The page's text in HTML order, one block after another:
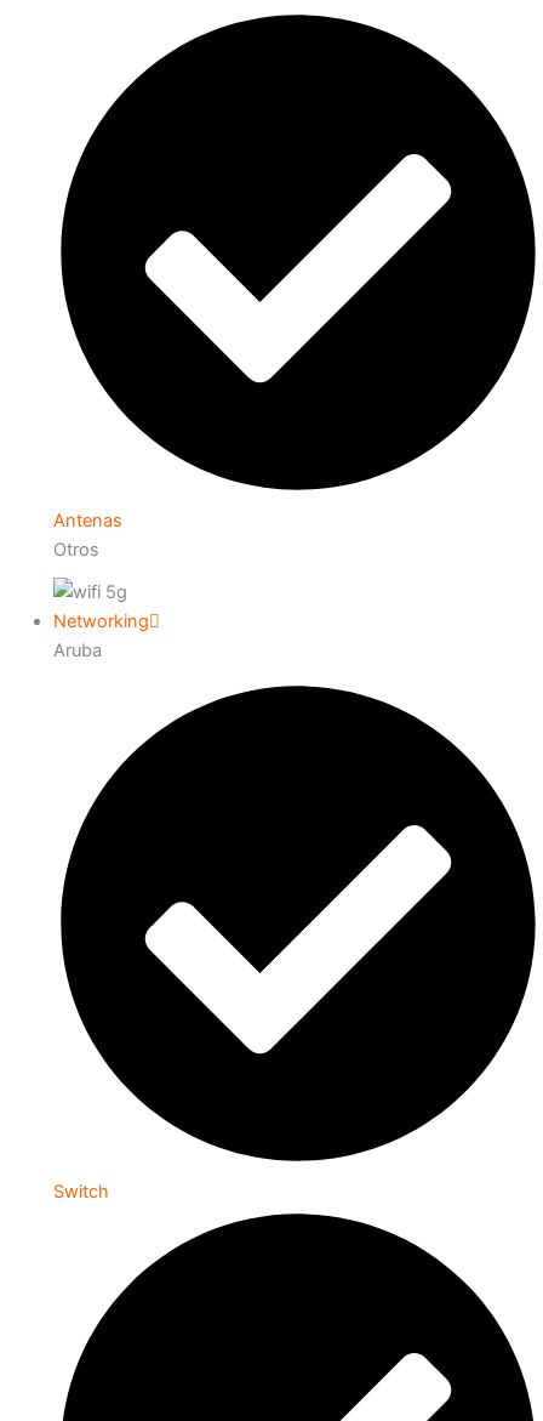
Antenas
Otros
Networking
Aruba
Switch